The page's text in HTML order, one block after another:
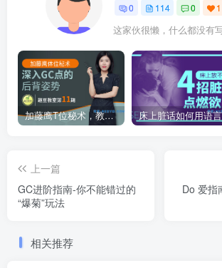
0 114 0 1
这家伙很懒，什么都没有
加藤鹰T位秘术，教你深入到底的“后门”姿势
上一篇
GC进阶指南-你不能错过的
“爆菊”玩法
Do 爱指
相关推荐